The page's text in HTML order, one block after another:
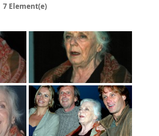
7 Element(e)